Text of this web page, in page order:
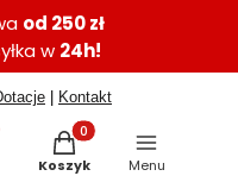
od 250 zł
w 24h!
| Kontakt
Produkty w koszyku:
Koszyk Menu